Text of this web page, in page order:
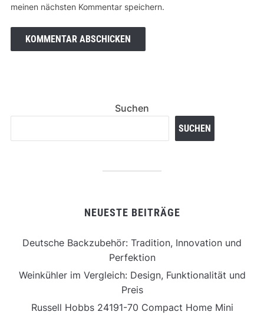
meinen nächsten Kommentar speichern.
Suchen
SUCHEN
NEUESTE BEITRÄGE
Deutsche Backzubehör: Tradition, Innovation und
Perfektion
Weinkühler im Vergleich: Design, Funktionalität und
Preis
Russell Hobbs 24191-70 Compact Home Mini